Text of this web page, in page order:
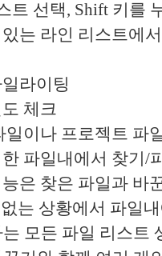
트 선택, Shift 키를
는 라인 리스트에
라이팅
체크
일이나 프로젝트 파
파일내에서 찾기/
은 찾은 파일과 바
는 상황에서 파일
모든 파일 리스트